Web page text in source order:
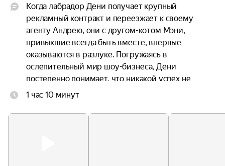
Когда лабрадор Дени получает крупный
рекламный контракт и переезжает к своему
агенту Андрею, они с другом-котом Мэни,
привыкшие всегда быть вместе, впервые
оказываются в разлуке. Погружаясь в
ослепительный мир шоу-бизнеса, Дени
постепенно понимает, что никакой успех не
способен заменить семью, а искренность ценнее
переживает кризис в отношениях с невестой, и
1 час 10 минут